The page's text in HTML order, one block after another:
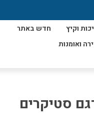
וקיץ
חדש באתר
ואומנות
סטיקרים